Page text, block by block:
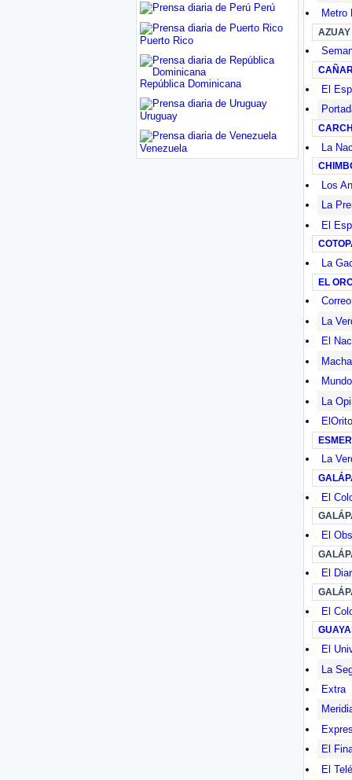
Metro
El
La
Los
La
El
La
EL
Correo
La
El
La
ElOrito
La
El
El
El
El
El
La
Extra
El
El
Perú
Puerto Rico
República Dominicana
Uruguay
Venezuela